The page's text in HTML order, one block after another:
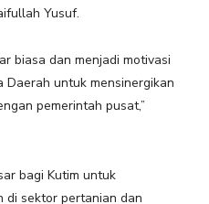
Yusuf.
biasa dan menjadi motivasi
Daerah untuk mensinergikan
pemerintah pusat,”
bagi Kutim untuk
di sektor pertanian dan